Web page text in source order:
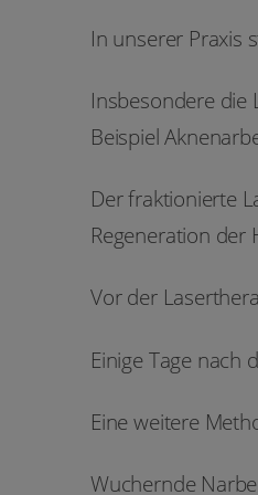
In unserer Praxis
Insbesondere die
Beispiel
Der fraktionierte
Regeneration der
Vor der
Einige Tage nach
Eine weitere
Wuchernde